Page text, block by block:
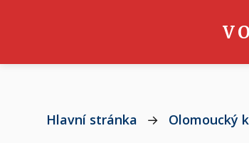
Hlavní stránka → Olomoucký